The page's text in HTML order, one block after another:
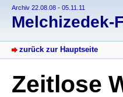
Archiv 22.08.08 - 05.11.11
Melchizedek-
zurück zur Hauptseite
Zeitlose